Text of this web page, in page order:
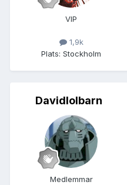
VIP
1,9k
Plats: Stockholm
Davidlolbarn
Medlemmar